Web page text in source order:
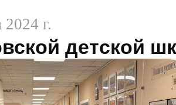
2024 г.
детской